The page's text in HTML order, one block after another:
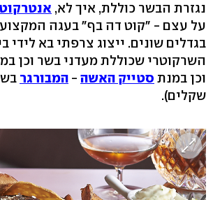
נגזרת הבשר כוללת, איך לא, אנטרקוט
על עצם - "קוט דה בף" בעגה
בגדלים שונים. ייצוג צרפתי בא לידי
השרקוטרי שכוללת מעדני בשר וכן
וכן במנת סטייק האשה - המבורגר
שקלים).